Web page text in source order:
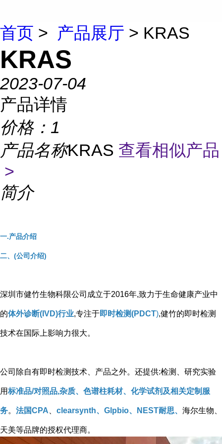
首页 > 产品展厅 > KRAS
KRAS
2023-07-04
产品详情
价格： 1
产品名称KRAS 查看相似产品
>
简介
一.产品介绍
二、(公司介绍)
深圳市健竹生物科限公司成立于2016年,致力于生命健康产业中
的体外诊断(IVD)行业,专注于即时检测(PDCT),健竹的即时检测
技术在国际上影响力很大。
公司除自有即时检测技术、产品之外。还提供:检测、研究实验
用标准品/对照品,杂质、色谱柱耗材、化学试剂及相关定制服
务。 法国CPA clearsynth、Glpbio、NEST耐思、 海尔生物、
天美等品牌的授权代理商。